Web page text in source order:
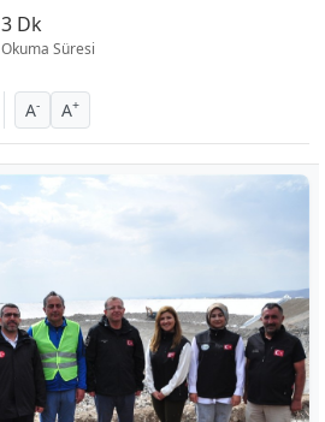
3 Dk
Okuma Süresi
A- A+